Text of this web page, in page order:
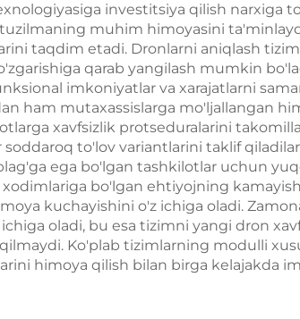
uchun
UAV RF
to'siqlari
chastotali
signallari
investitsiya qilish narxiga
muhim himoyasini
taqdim etadi. Dronlarni aniqlash
qarab yangilash mumkin
imkoniyatlar va xarajatlarni
ham mutaxassislarga mo'ljallangan
xavfsizlik protseduralarini
to'lov variantlarini taklif
ega bo'lgan tashkilotlar uchun
xodimlariga bo'lgan ehtiyojning
kuchayishini o'z ichiga oladi.
oladi, bu esa tizimni yangi dron
Ko'plab tizimlarning modulli
himoya qilish bilan birga kelajakda